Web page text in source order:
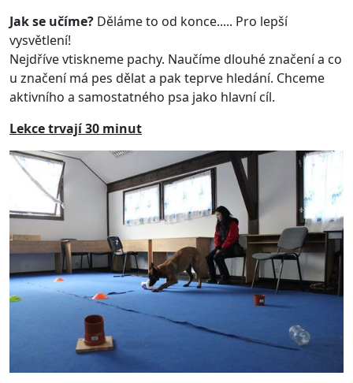
Jak se učíme? Děláme to od konce..... Pro lepší
vysvětlení!
Nejdříve vtiskneme pachy. Naučíme dlouhé značení a co
u značení má pes dělat a pak teprve hledání. Chceme
aktivního a samostatného psa jako hlavní cíl.
Lekce trvají 30 minut